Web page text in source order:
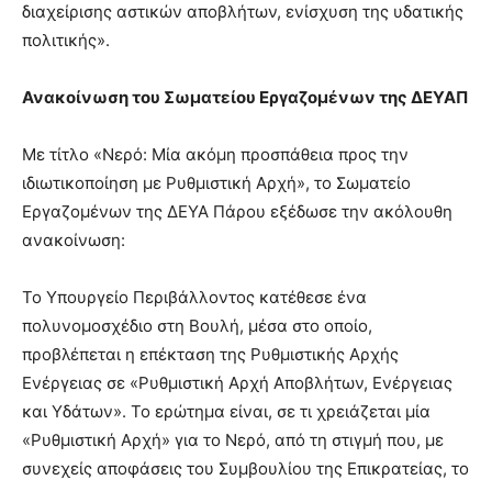
διαχείρισης αστικών αποβλήτων, ενίσχυση της υδατικής
πολιτικής».
Ανακοίνωση του Σωματείου Εργαζομένων της ΔΕΥΑΠ
Με τίτλο «Νερό: Μία ακόμη προσπάθεια προς την
ιδιωτικοποίηση με Ρυθμιστική Αρχή», το Σωματείο
Εργαζομένων της ΔΕΥΑ Πάρου εξέδωσε την ακόλουθη
ανακοίνωση:
Το Υπουργείο Περιβάλλοντος κατέθεσε ένα
πολυνομοσχέδιο στη Βουλή, μέσα στο οποίο,
προβλέπεται η επέκταση της Ρυθμιστικής Αρχής
Ενέργειας σε «Ρυθμιστική Αρχή Αποβλήτων, Ενέργειας
και Υδάτων». Το ερώτημα είναι, σε τι χρειάζεται μία
«Ρυθμιστική Αρχή» για το Νερό, από τη στιγμή που, με
συνεχείς αποφάσεις του Συμβουλίου της Επικρατείας, το